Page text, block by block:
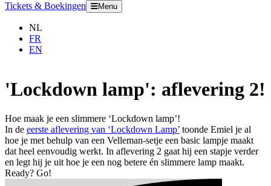
Tickets & Boekingen Menu
NL
FR
EN
'Lockdown lamp': aflevering 2!
Hoe maak je een slimmere ‘Lockdown lamp’!
In de eerste aflevering van ‘Lockdown Lamp’ toonde Emiel je al
hoe je met behulp van een Velleman-setje een basic lampje maakt
dat heel eenvoudig werkt. In aflevering 2 gaat hij een stapje verder
en legt hij je uit hoe je een nog betere én slimmere lamp maakt.
Ready? Go!